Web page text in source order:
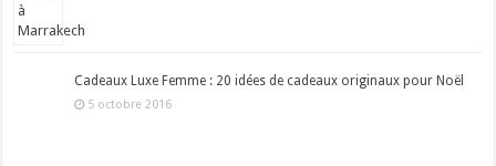
Cadeaux Luxe Femme : 20 idées de cadeaux originaux pour Noël
5 octobre 2016